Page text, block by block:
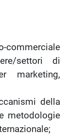
settori di
marketing,
della
metodologie